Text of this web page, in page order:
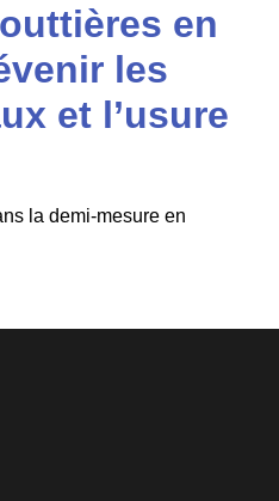
en
les
et l’usure
la demi-mesure en